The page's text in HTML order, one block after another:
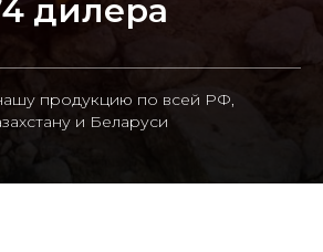
дилера
продукцию по всей РФ,
и Беларуси